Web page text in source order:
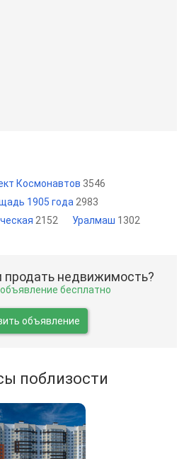
Космонавтов 3546
1905 года 2983
2152 Уралмаш 1302
продать недвижимость?
бесплатно
объявление
поблизости